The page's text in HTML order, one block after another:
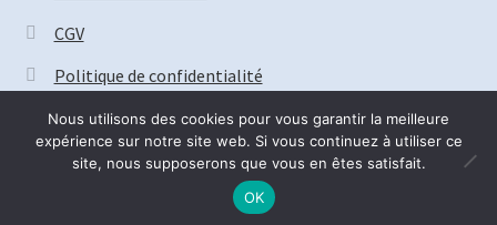
Nous serons fermé vendredi 31 Juillet pour deux semaines. Bonnes
vacances ! ré-ouverture Lundi 17 Août.
CGV
Politique de confidentialité
© MECAPARTS 2021 ~ création siteWeb18.net
Nous utilisons des cookies pour vous garantir la meilleure
expérience sur notre site web. Si vous continuez à utiliser ce
site, nous supposerons que vous en êtes satisfait.
OK